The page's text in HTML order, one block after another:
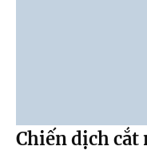
Chiến dịch